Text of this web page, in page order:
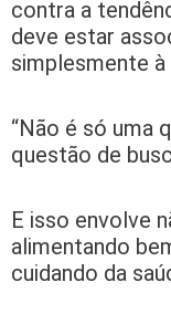
contra a
deve estar
simplesmente
“Não é só uma
questão de
E isso envolve
alimentando
cuidando da